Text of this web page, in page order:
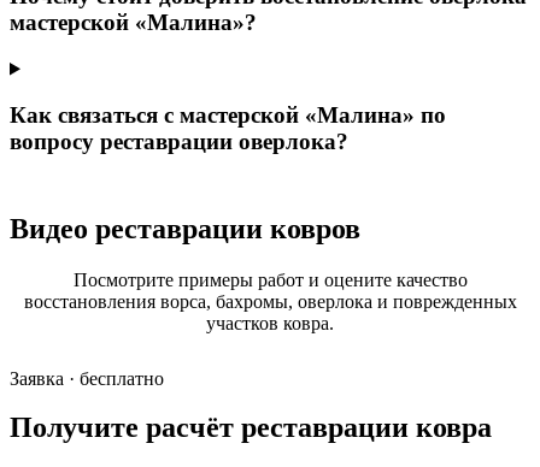
мастерской «Малина»?
Как связаться с мастерской «Малина» по
вопросу реставрации оверлока?
Видео реставрации ковров
Посмотрите примеры работ и оцените качество
восстановления ворса, бахромы, оверлока и поврежденных
участков ковра.
Заявка · бесплатно
Получите расчёт реставрации ковра